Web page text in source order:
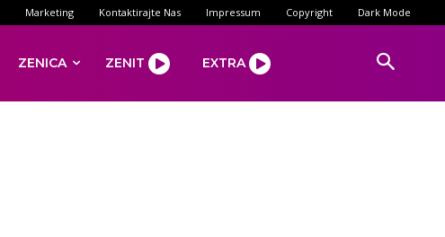
Marketing Kontaktirajte Nas Impressum Copyright Dark Mode
ZENICA ZENIT EXTRA